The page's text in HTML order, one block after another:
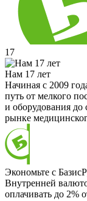
17
Нам 17 лет
Начиная с 2009
путь от мелкого
и оборудования до
рынке
Экономьте с
Внутренней
оплачивать до 2%